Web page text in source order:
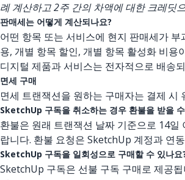
례 계산하고 2주 간의 차액에 대한 크레딧
판매세는 어떻게 계산되나요?
어떤 항목 또는 서비스에 현지 판매세가
용, 개별 항목 할인, 개별 항목 활성화 비용
디지털 제품과 서비스는 전자적으로 배송
면세 구매
면세 트랜잭션을 원하는 구매자는 결제 시
SketchUp 구독을 취소하는 경우 환불을 받을
환불은 원래 트랜잭션 날짜 기준으로 14
랍니다. 환불 요청은 SketchUp 계정과 연
SketchUp 구독을 일회성으로 구매할 수 있나요
SketchUp 구독은 선불 구독 구매로 제공